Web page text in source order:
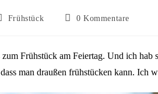
Beitrags-
Frühstück
Beitrags-
0 Kommentare
Frühstück am Feiertag. Und ich hab
man draußen frühstücken kann. Ich